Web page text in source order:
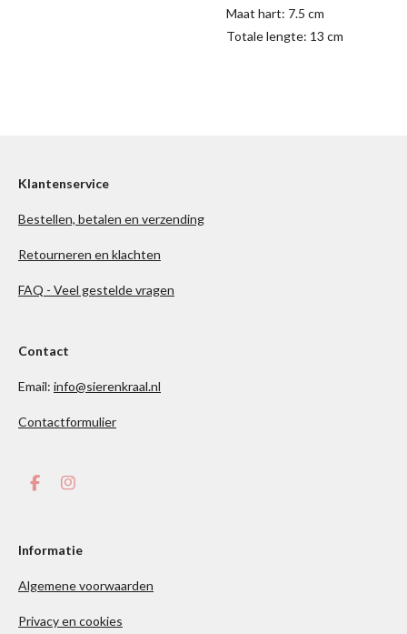
Maat hart: 7.5 cm
Totale lengte: 13 cm
Klantenservice
Bestellen, betalen en verzending
Retourneren en klachten
FAQ - Veel gestelde vragen
Contact
Email: info@sierenkraal.nl
Contactformulier
F
b
k
I
a
a
Informatie
Algemene voorwaarden
Privacy en cookies